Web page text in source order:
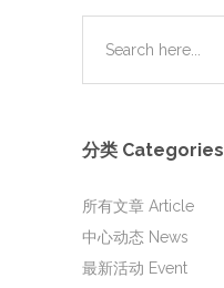
分类 Categories
所有文章 Article
中心动态 News
最新活动 Event